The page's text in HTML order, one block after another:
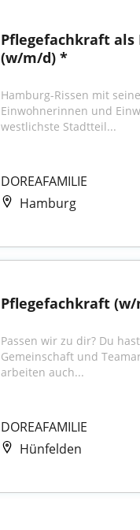
Pflegefachkraft als
(w/m/d) *
Hamburg-Rissen mit
Einwohnerinnen und
westlichste Stadtteil...
DOREAFAMILIE
Hamburg
Pflegefachkraft
Passen wir zu dir? Du
Gemeinschaft und
arbeiten auch...
DOREAFAMILIE
Hünfelden